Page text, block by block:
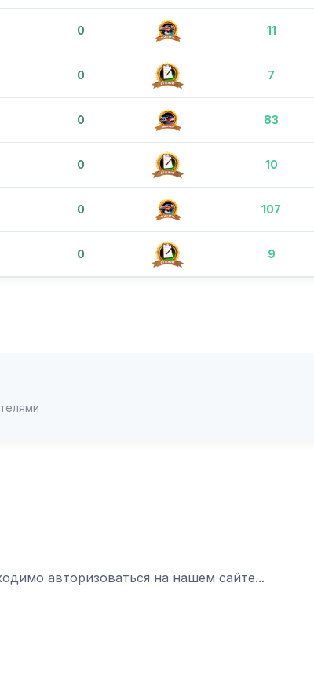
0 11
0 7
0 83
0 10
0 107
0 9
авторизоваться на нашем сайте...